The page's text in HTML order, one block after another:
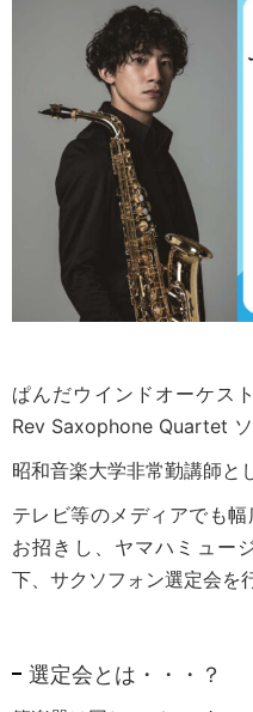
ぱんだウインドオーケス
Rev Saxophone Quartet ソ
昭和音楽大学非常勤講師と
テレビ等のメディアでも
お招きし、ヤマハミュー
下、サクソフォン選定会を
選定会とは・・・？